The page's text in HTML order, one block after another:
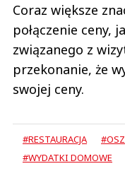
Coraz większe
połączenie ceny,
związanego z
przekonanie, że
swojej ceny.
#RESTAURACJA
#WYDATKI DOMOWE